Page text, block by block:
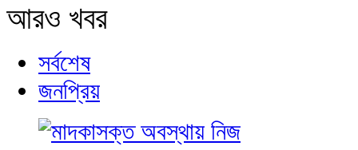
আরও খবর
সর্বশেষ
জনপ্রিয়